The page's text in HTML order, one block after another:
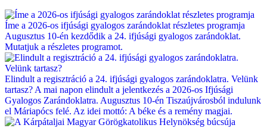
Íme a 2026-os ifjúsági gyalogos zarándoklat részletes programja
Augusztus 10-én kezdődik a 24. ifjúsági gyalogos zarándoklat.
Mutatjuk a részletes programot.
Elindult a regisztráció a 24. ifjúsági gyalogos zarándoklatra. Velünk
tartasz? A mai napon elindult a jelentkezés a 2026-os Ifjúsági
Gyalogos Zarándoklatra. Augusztus 10-én Tiszaújvárosból indulunk
el Máriapócs felé. Az idei mottó: A béke és a remény magjai.